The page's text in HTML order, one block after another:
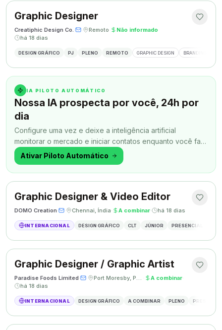
Graphic Designer
Creatiphic Design Co.· · Remoto· Não informado·
há 18 dias
DESIGN GRÁFICO PJ PLENO REMOTO GRAPHIC DESIGN BRANDING
IA PILOTO AUTOMÁTICO
Nossa IA prospecta por você, 24h por
dia
Configure uma vez e deixe a inteligência artificial
monitorar o mercado e iniciar contatos enquanto você faz
outra coisa.
Ativar Piloto Automático
Graphic Designer & Video Editor
DOMO Creation· · Chennai, Índia· A combinar· há 18 dias
INTERNACIONAL DESIGN GRÁFICO CLT JÚNIOR PRESENCIAL
Graphic Designer / Graphic Artist
Paradise Foods Limited· · Port Moresby, Papua Nova Guiné · A combinar·
há 18 dias
INTERNACIONAL DESIGN GRÁFICO A COMBINAR PLENO